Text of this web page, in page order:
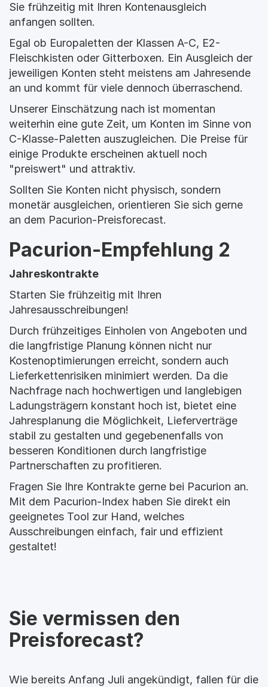
Sie frühzeitig mit Ihren Kontenausgleich
anfangen sollten.
Egal ob Europaletten der Klassen A-C, E2-
Fleischkisten oder Gitterboxen. Ein Ausgleich der
jeweiligen Konten steht meistens am Jahresende
an und kommt für viele dennoch überraschend.
Unserer Einschätzung nach ist momentan
weiterhin eine gute Zeit, um Konten im Sinne von
C-Klasse-Paletten auszugleichen. Die Preise für
einige Produkte erscheinen aktuell noch
"preiswert" und attraktiv.
Sollten Sie Konten nicht physisch, sondern
monetär ausgleichen, orientieren Sie sich gerne
an dem Pacurion-Preisforecast.
Pacurion-Empfehlung 2
Jahreskontrakte
Starten Sie frühzeitig mit Ihren
Jahresausschreibungen!
Durch frühzeitiges Einholen von Angeboten und
die langfristige Planung können nicht nur
Kostenoptimierungen erreicht, sondern auch
Lieferkettenrisiken minimiert werden. Da die
Nachfrage nach hochwertigen und langlebigen
Ladungsträgern konstant hoch ist, bietet eine
Jahresplanung die Möglichkeit, Lieferverträge
stabil zu gestalten und gegebenenfalls von
besseren Konditionen durch langfristige
Partnerschaften zu profitieren.
Fragen Sie Ihre Kontrakte gerne bei Pacurion an.
Mit dem Pacurion-Index haben Sie direkt ein
geeignetes Tool zur Hand, welches
Ausschreibungen einfach, fair und effizient
gestaltet!
Sie vermissen den
Preisforecast?
Wie bereits Anfang Juli angekündigt, fallen für die